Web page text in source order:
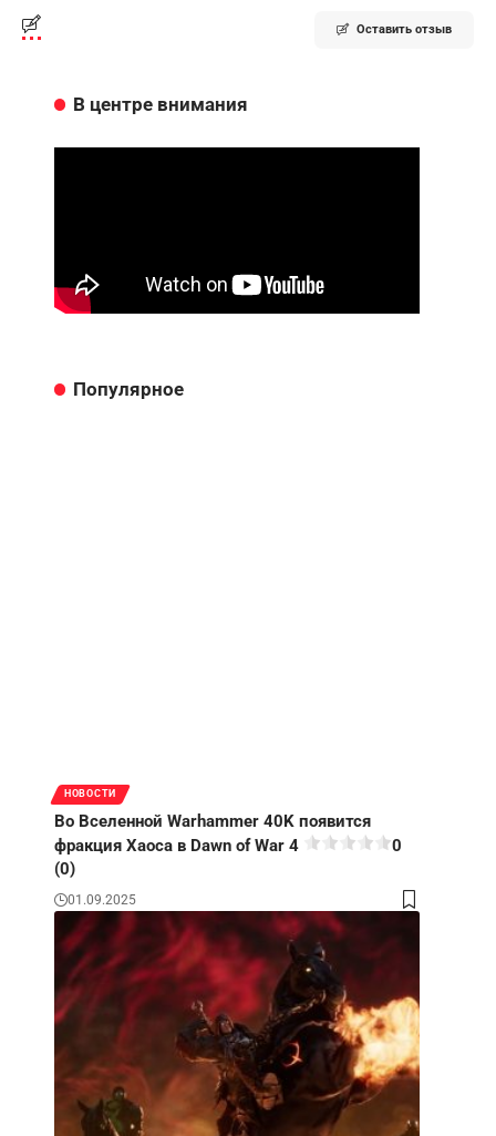
Оставить отзыв
В центре внимания
Популярное
НОВОСТИ
Во Вселенной Warhammer 40K появится
фракция Хаоса в Dawn of War 4
0
(0)
01.09.2025